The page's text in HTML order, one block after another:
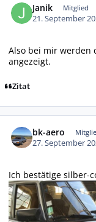
Janik Mitglied
21. September
Also bei mir werden
angezeigt.
Zitat
bk-aero
27. September
Ich bestätige silber-